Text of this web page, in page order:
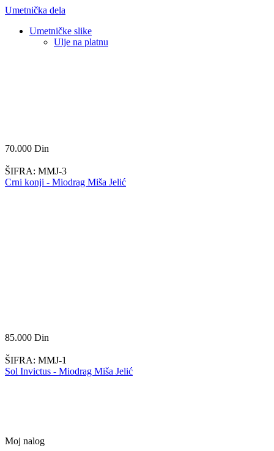
Umetnička dela
Umetničke slike
Ulje na platnu
70.000 Din
ŠIFRA: MMJ-3
Crni konji - Miodrag Miša Jelić
85.000 Din
ŠIFRA: MMJ-1
Sol Invictus - Miodrag Miša Jelić
Moj nalog